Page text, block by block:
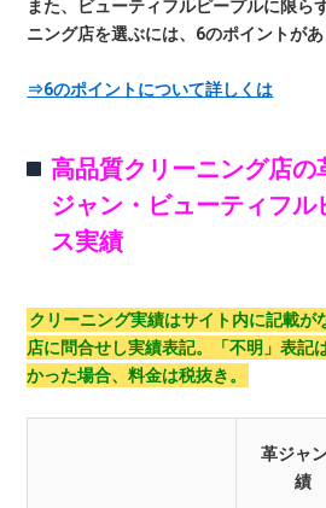
また、ビューティフルピープルに限ら
ニング店を選ぶには、6のポイントがあ
⇒6のポイントについて詳しくは
高品質クリーニング店の
ジャン・ビューティフ
ス実績
クリーニング実績はサイト内に記載が
店に問合せし実績表記。「不明」表記
かった場合、料金は税抜き。
革ジャ
績